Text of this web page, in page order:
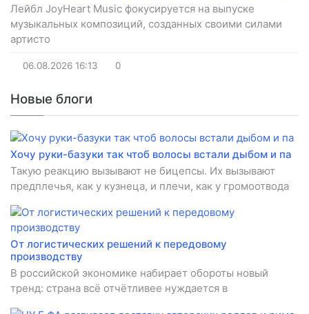
Лейбл JoyHeart Music фокусируется на выпуске
музыкальных композиций, созданных своими силами
артисто
06.08.2026 16:13 0
Новые блоги
Хочу руки-базуки так чтоб волосы встали дыбом и па
Такую реакцию вызывают не бицепсы. Их вызывают
предплечья, как у кузнеца, и плечи, как у громоотвода
От логистических решений к передовому
производству
В российской экономике набирает обороты новый
тренд: страна всё отчётливее нуждается в